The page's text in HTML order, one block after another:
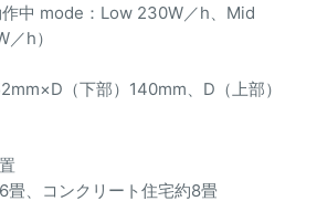
中 mode：Low 230W／h、Mid
h）
（下部）140mm、D（上部）
畳、コンクリート住宅約8畳